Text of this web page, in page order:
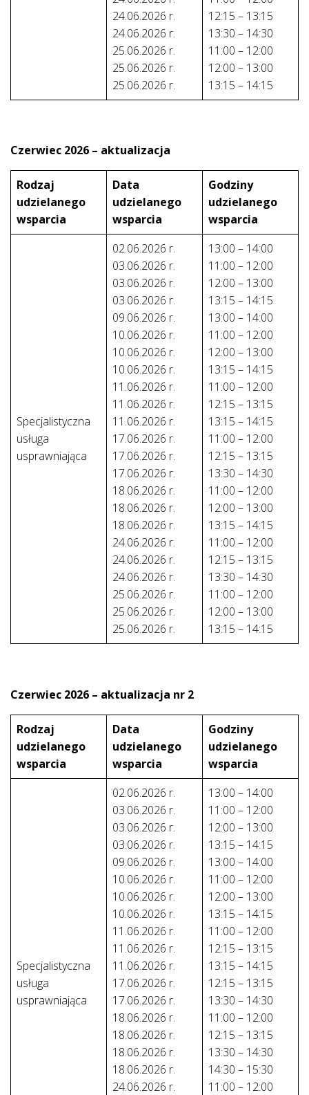
24.06.2026 r.
24.06.2026 r.
25.06.2026 r.
25.06.2026 r.
25.06.2026 r.
12:15 – 13:15
13:30 – 14:30
11:00 – 12:00
12:00 – 13:00
13:15 – 14:15
Czerwiec 2026 – aktualizacja
Rodzaj
udzielanego
wsparcia
Data
udzielanego
wsparcia
Godziny
udzielanego
wsparcia
Specjalistyczna
usługa
usprawniająca
02.06.2026 r.
03.06.2026 r.
03.06.2026 r.
03.06.2026 r.
09.06.2026 r.
10.06.2026 r.
10.06.2026 r.
10.06.2026 r.
11.06.2026 r.
11.06.2026 r.
11.06.2026 r.
17.06.2026 r.
17.06.2026 r.
17.06.2026 r.
18.06.2026 r.
18.06.2026 r.
18.06.2026 r.
24.06.2026 r.
24.06.2026 r.
24.06.2026 r.
25.06.2026 r.
25.06.2026 r.
25.06.2026 r.
13:00 – 14:00
11:00 – 12:00
12:00 – 13:00
13:15 – 14:15
13:00 – 14:00
11:00 – 12:00
12:00 – 13:00
13:15 – 14:15
11:00 – 12:00
12:15 – 13:15
13:15 – 14:15
11:00 – 12:00
12:15 – 13:15
13:30 – 14:30
11:00 – 12:00
12:00 – 13:00
13:15 – 14:15
11:00 – 12:00
12:15 – 13:15
13:30 – 14:30
11:00 – 12:00
12:00 – 13:00
13:15 – 14:15
Czerwiec 2026 – aktualizacja nr 2
Rodzaj
udzielanego
wsparcia
Data
udzielanego
wsparcia
Godziny
udzielanego
wsparcia
Specjalistyczna
usługa
usprawniająca
02.06.2026 r.
03.06.2026 r.
03.06.2026 r.
03.06.2026 r.
09.06.2026 r.
10.06.2026 r.
10.06.2026 r.
10.06.2026 r.
11.06.2026 r.
11.06.2026 r.
11.06.2026 r.
17.06.2026 r.
17.06.2026 r.
18.06.2026 r.
18.06.2026 r.
18.06.2026 r.
18.06.2026 r.
24.06.2026 r.
13:00 – 14:00
11:00 – 12:00
12:00 – 13:00
13:15 – 14:15
13:00 – 14:00
11:00 – 12:00
12:00 – 13:00
13:15 – 14:15
11:00 – 12:00
12:15 – 13:15
13:15 – 14:15
12:15 – 13:15
13:30 – 14:30
11:00 – 12:00
12:15 – 13:15
13:30 – 14:30
14:30 – 15:30
11:00 – 12:00